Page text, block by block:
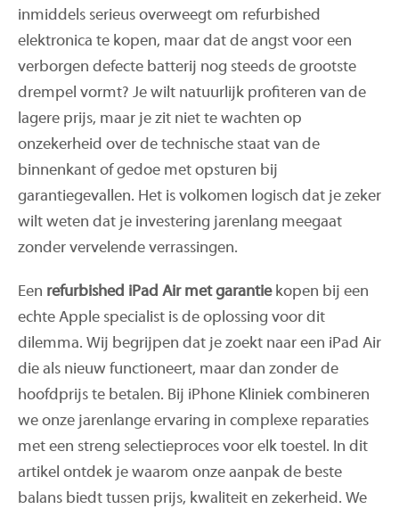
inmiddels serieus overweegt om refurbished
elektronica te kopen, maar dat de angst voor een
verborgen defecte batterij nog steeds de grootste
drempel vormt? Je wilt natuurlijk profiteren van de
lagere prijs, maar je zit niet te wachten op
onzekerheid over de technische staat van de
binnenkant of gedoe met opsturen bij
garantiegevallen. Het is volkomen logisch dat je zeker
wilt weten dat je investering jarenlang meegaat
zonder vervelende verrassingen.
Een refurbished iPad Air met garantiekopen bij een
echte Apple specialist is de oplossing voor dit
dilemma. Wij begrijpen dat je zoekt naar een iPad Air
die als nieuw functioneert, maar dan zonder de
hoofdprijs te betalen. Bij iPhone Kliniek combineren
we onze jarenlange ervaring in complexe reparaties
met een streng selectieproces voor elk toestel. In dit
artikel ontdek je waarom onze aanpak de beste
balans biedt tussen prijs, kwaliteit en zekerheid. We